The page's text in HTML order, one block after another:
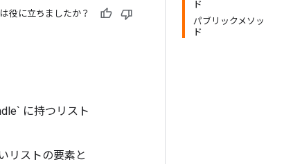
ド
パブリックメソッ
ド
役に立ちましたか？
に持つリスト
リストの要素と